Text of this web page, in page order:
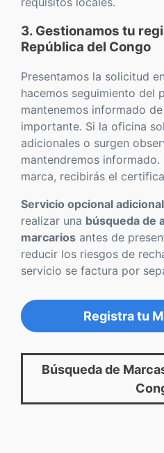
3. Gestionamos tu
República del Congo
Presentamos la solicitud
hacemos seguimiento del
mantenemos informado
importante. Si la oficina
adicionales o surgen
mantendremos
marca, recibirás el
Servicio opcional
realizar una búsqueda de
marcarios antes de
reducir los riesgos de
servicio se factura por
Registra tu
Búsqueda de